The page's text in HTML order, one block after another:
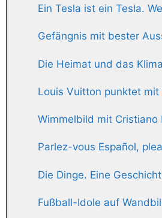
Ein Tesla ist ein Tesla.
Gefängnis mit bester
Die Heimat und das Klima
Louis Vuitton punktet mit
Wimmelbild mit Cristiano
Parlez-vous Español,
Die Dinge. Eine
Fußball-Idole auf